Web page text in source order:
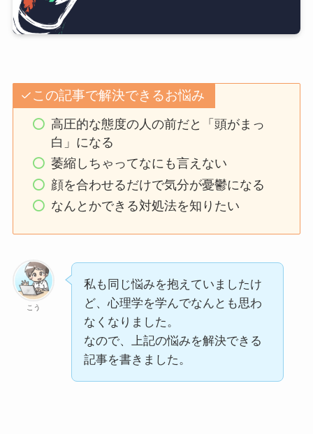
この記事で解決できるお悩み
高圧的な態度の人の前だと「頭がまっ
白」になる
萎縮しちゃってなにも言えない
顔を合わせるだけで気分が憂鬱になる
なんとかできる対処法を知りたい
こう
私も同じ悩みを抱えていましたけ
ど、心理学を学んでなんとも思わ
なくなりました。
なので、上記の悩みを解決できる
記事を書きました。